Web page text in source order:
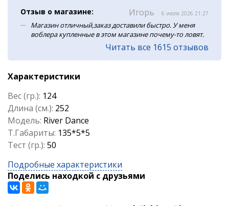
Отзыв о магазине: Игорь 6 июля 2026 21:27
Магазин отличный,заказ доставили быстро. У меня
воблера купленные в этом магазине почему-то ловят.
Читать все 1615 отзывов
Характеристики
Вес (гр.): 124
Длина (см.): 252
Модель: River Dance
Т.Габариты: 135*5*5
Тест (гр.): 50
Подробные характеристики
Поделись находкой с друзьями